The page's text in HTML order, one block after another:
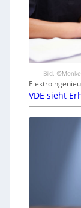
Bild:
VDE sieht